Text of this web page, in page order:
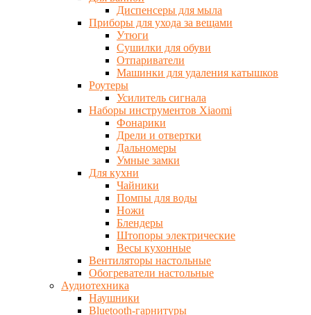
Диспенсеры для мыла
Приборы для ухода за вещами
Утюги
Сушилки для обуви
Отпариватели
Машинки для удаления катышков
Роутеры
Усилитель сигнала
Наборы инструментов Xiaomi
Фонарики
Дрели и отвертки
Дальномеры
Умные замки
Для кухни
Чайники
Помпы для воды
Ножи
Блендеры
Штопоры электрические
Весы кухонные
Вентиляторы настольные
Обогреватели настольные
Аудиотехника
Наушники
Bluetooth-гарнитуры